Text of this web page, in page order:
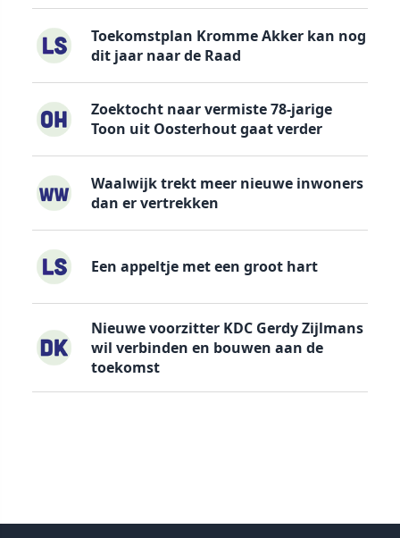
Toekomstplan Kromme Akker kan nog
dit jaar naar de Raad
Zoektocht naar vermiste 78-jarige
Toon uit Oosterhout gaat verder
Waalwijk trekt meer nieuwe inwoners
dan er vertrekken
Een appeltje met een groot hart
Nieuwe voorzitter KDC Gerdy Zijlmans
wil verbinden en bouwen aan de
toekomst